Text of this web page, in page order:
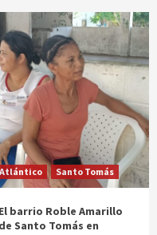
Atlántico Santo Tomás
El barrio Roble Amarillo
de Santo Tomás en